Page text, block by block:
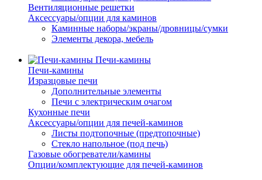
Вентиляционные решетки
Аксессуары/опции для каминов
Каминные наборы/экраны/дровницы/сумки
Элементы декора, мебель
Печи-камины
Печи-камины
Изразцовые печи
Дополнительные элементы
Печи с электрическим очагом
Кухонные печи
Аксессуары/опции для печей-каминов
Листы подтопочные (предтопочные)
Стекло напольное (под печь)
Газовые обогреватели/камины
Опции/комплектующие для печей-каминов